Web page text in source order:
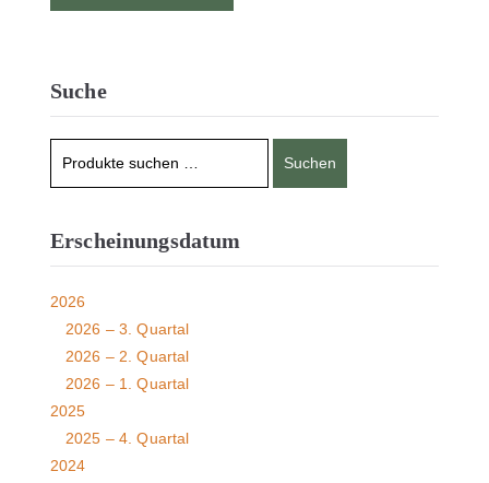
Suche
Suchen
Erscheinungsdatum
2026
2026 – 3. Quartal
2026 – 2. Quartal
2026 – 1. Quartal
2025
2025 – 4. Quartal
2024